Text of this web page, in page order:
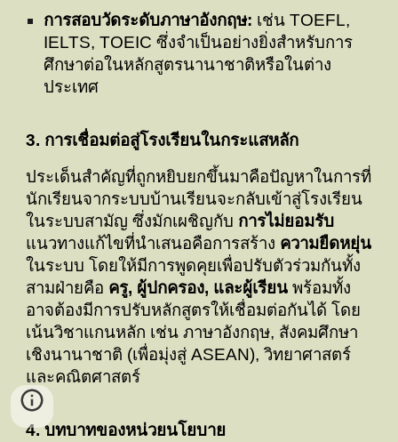
การสอบวัดระดับภาษาอังกฤษ: เช่น TOEFL,
IELTS, TOEIC ซึ่งจำเป็นอย่างยิ่งสำหรับการ
ศึกษาต่อในหลักสูตรนานาชาติหรือในต่าง
ประเทศ
3. การเชื่อมต่อสู่โรงเรียนในกระแสหลัก
ประเด็นสำคัญที่ถูกหยิบยกขึ้นมาคือปัญหาในการที่
นักเรียนจากระบบบ้านเรียนจะกลับเข้าสู่โรงเรียน
ในระบบสามัญ ซึ่งมักเผชิญกับ การไม่ยอมรับ
แนวทางแก้ไขที่นำเสนอคือการสร้าง ความยืดหยุ่น
ในระบบ โดยให้มีการพูดคุยเพื่อปรับตัวร่วมกันทั้ง
สามฝ่ายคือ ครู, ผู้ปกครอง, และผู้เรียน พร้อมทั้ง
อาจต้องมีการปรับหลักสูตรให้เชื่อมต่อกันได้ โดย
เน้นวิชาแกนหลัก เช่น ภาษาอังกฤษ, สังคมศึกษา
เชิงนานาชาติ (เพื่อมุ่งสู่ ASEAN), วิทยาศาสตร์
และคณิตศาสตร์
4. บทบาทของหน่วยนโยบาย